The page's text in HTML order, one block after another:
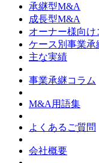
承継型M&A
成長型M&A
オーナー様向
ケース別事業承
主な実績
事業承継コラム
M&A用語集
よくあるご質問
会社概要